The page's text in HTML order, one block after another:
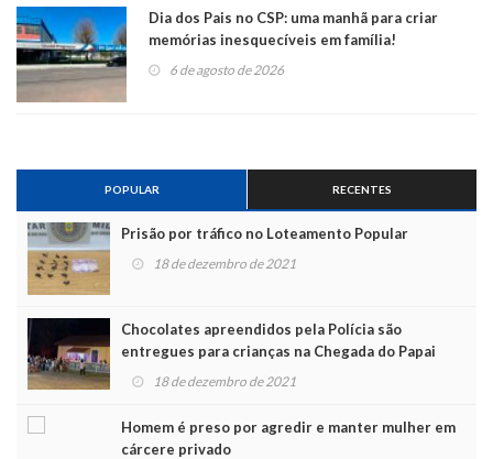
Dia dos Pais no CSP: uma manhã para criar
memórias inesquecíveis em família!
6 de agosto de 2026
POPULAR RECENTES
Prisão por tráfico no Loteamento Popular
18 de dezembro de 2021
Chocolates apreendidos pela Polícia são
entregues para crianças na Chegada do Papai
Noel
18 de dezembro de 2021
Homem é preso por agredir e manter mulher em
cárcere privado